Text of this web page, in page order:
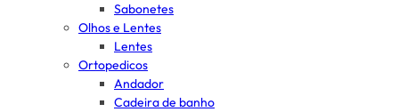
Sabonetes
Olhos e Lentes
Lentes
Ortopedicos
Andador
Cadeira de banho